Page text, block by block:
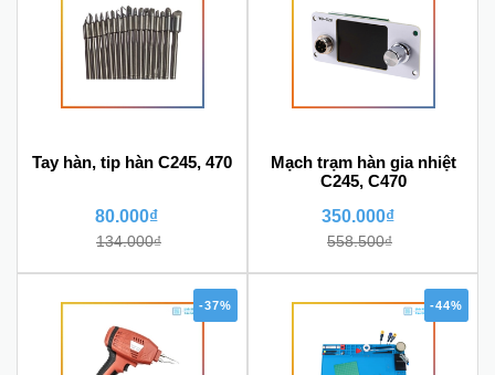
Tay hàn, tip hàn C245, 470
80.000₫
134.000₫
Mạch trạm hàn gia nhiệt
C245, C470
350.000₫
558.500₫
-37% -44%